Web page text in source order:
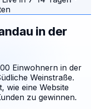
in der
Einwohnern in der
Weinstraße.
wie eine Website
zu gewinnen.